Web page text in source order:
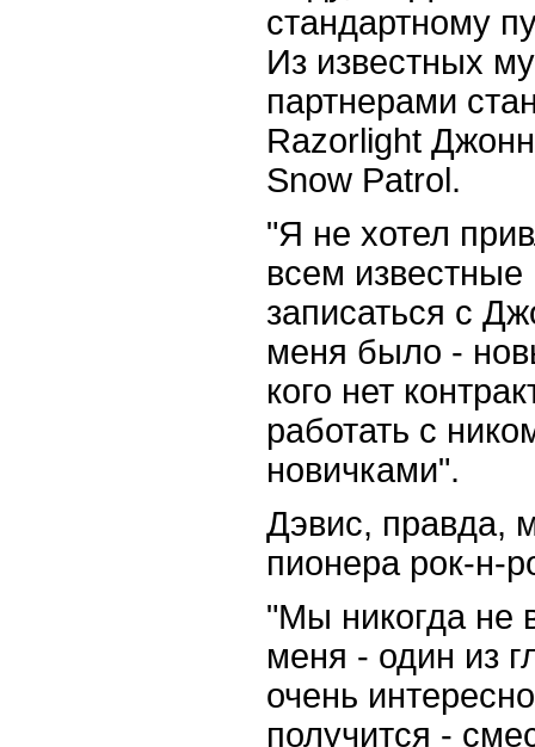
стандартному
Из известных
партнерами
Razorlight
Snow Patrol.
"Я не хотел
всем
записаться с
меня было -
кого нет
работать с
новичками".
Дэвис, правда,
пионера рок-н-
"Мы никогда не
меня - один из
очень
получится -